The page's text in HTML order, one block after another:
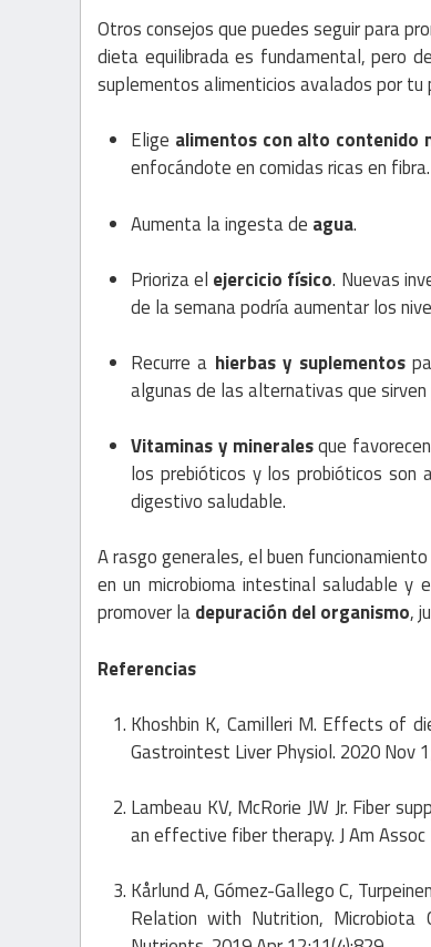
Otros consejos que puedes seguir para
dieta equilibrada es fundamental, pero
suplementos alimenticios avalados por tu
Elige alimentos con alto contenido
enfocándote en comidas ricas en fibra.
Aumenta la ingesta de agua.
Prioriza el ejercicio físico. Nuevas
de la semana podría aumentar los
Recurre a hierbas y suplementos
algunas de las alternativas que
Vitaminas y mineralesque
los prebióticos y los probióticos son
digestivo saludable.
A rasgo generales, el buen
en un microbioma intestinal saludable y
promover ladepuración del organismo,
Referencias
Khoshbin K, Camilleri M. Effects of
Gastrointest Liver Physiol. 2020 Nov
Lambeau KV, McRorie JW Jr. Fiber
an effective fiber therapy. J Am
Kårlund A, Gómez-Gallego C,
Relation with Nutrition,